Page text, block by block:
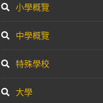
小學概覽
中學概覽
特殊學校
大學